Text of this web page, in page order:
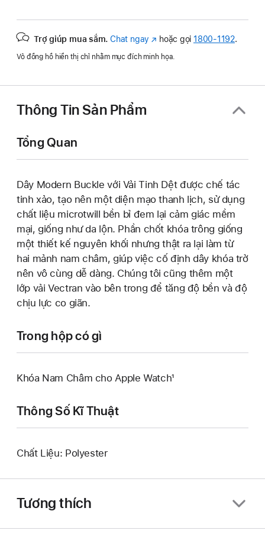
Trợ giúp mua sắm. Chat ngay (Mở
cửa
mới)
hoặc gọi 1800-1192.
Vỏ đồng hồ hiển thị chỉ nhằm mục đích minh họa.
Thông Tin Sản Phẩm
Tổng Quan
Dây Modern Buckle với Vải Tinh Dệt được chế tác
tinh xảo, tạo nên một diện mạo thanh lịch, sử dụng
chất liệu microtwill bền bỉ đem lại cảm giác mềm
mại, giống như da lộn. Phần chốt khóa trông giống
một thiết kế nguyên khối nhưng thật ra lại làm từ
hai mảnh nam châm, giúp việc cố định dây khóa trở
nên vô cùng dễ dàng. Chúng tôi cũng thêm một
lớp vải Vectran vào bên trong để tăng độ bền và độ
chịu lực co giãn.
Trong hộp có gì
Khóa Nam Châm cho Apple Watch¹
Thông Số Kĩ Thuật
Chất Liệu: Polyester
Tương thích